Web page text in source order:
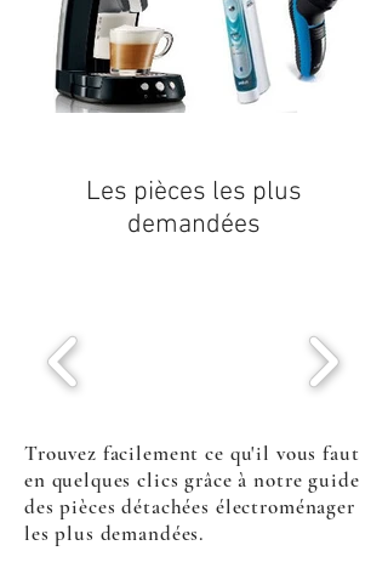
Les pièces les plus
demandées
Trouvez facilement ce qu'il vous faut
en quelques clics grâce à notre guide
des pièces détachées électroménager
les plus demandées.